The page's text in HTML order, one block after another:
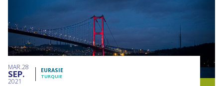
MAR 28
SEP
2021
EURASIE
TURQUIE